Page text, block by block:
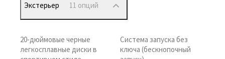
Экстерьер 11 опций
20-дюймовые черные
легкосплавные диски в
Система запуска без
ключа (бескнопочный